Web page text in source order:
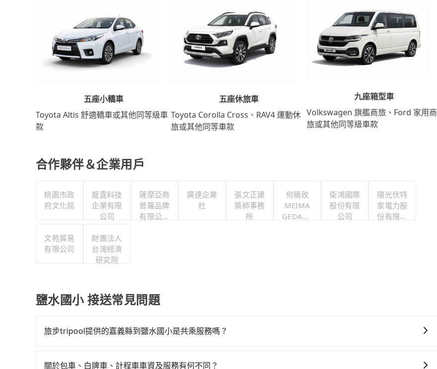
五座小轎車
Toyota Altis 舒適轎車或其他同等級車
款
五座休旅車
Toyota Corolla Cross、RAV4 運動休
旅或其他同等車款
九座箱型車
Volkswagen 旗艦商旅、Ford 家用商
旅或其他同等級車款
合作夥伴＆企業用戶
桃園市政
府文化局
龍霆科技
企業有限
公司
薩摩亞商
普羅品牌
有限公司
廣達企業
社
張文正建
築師事務
所
何曉玫
MEIMA
GEDANC
衛鴻國際
股份有限
公司
陽光伏特
家電力股
份有限公
文苑貿易
有限公司
財團法人
台灣經濟
研究院
鹽水國小 接送常見問題
旅步tripool提供的嘉義縣到鹽水國小是共乘服務嗎？
司機以外，從上車到下車期間，都不會再有其他陌生人出現。如選擇共乘服務，則會依照其他共乘乘客做彈性調
關於包車、白牌車、計程車車資及服務有何不同？